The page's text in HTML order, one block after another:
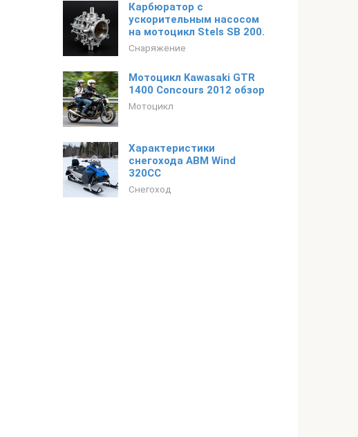
Карбюратор с
ускорительным насосом
на мотоцикл Stels SB 200.
Снаряжение
Мотоцикл Kawasaki GTR
1400 Concours 2012 обзор
Мотоцикл
Характеристики
снегохода АВМ Wind
320СС
Снегоход